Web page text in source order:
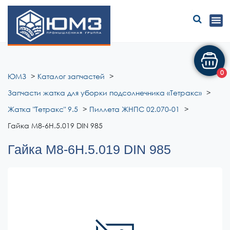
ЮМЗ
ЮМЗ
Каталог запчастей
Запчасти жатка для уборки подсолнечника «Тетракс»
Жатка "Тетракс" 9.5
Пиллета ЖНПС 02.070-01
Гайка М8-6Н.5.019 DIN 985
Гайка М8-6Н.5.019 DIN 985
0